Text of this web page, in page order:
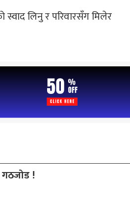
स्वाद लिनु र परिवारसँग मिलेर
गठजोड !